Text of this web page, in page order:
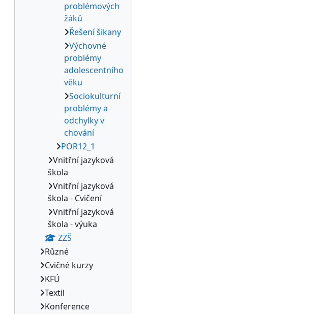
problémových
žáků
Řešení šikany
Výchovné
problémy
adolescentního
věku
Sociokulturní
problémy a
odchylky v
chování
POR12_1
Vnitřní jazyková
škola
Vnitřní jazyková
škola - Cvičení
Vnitřní jazyková
škola - výuka
ZZŠ
Různé
Cvičné kurzy
KFÚ
Textil
Konference